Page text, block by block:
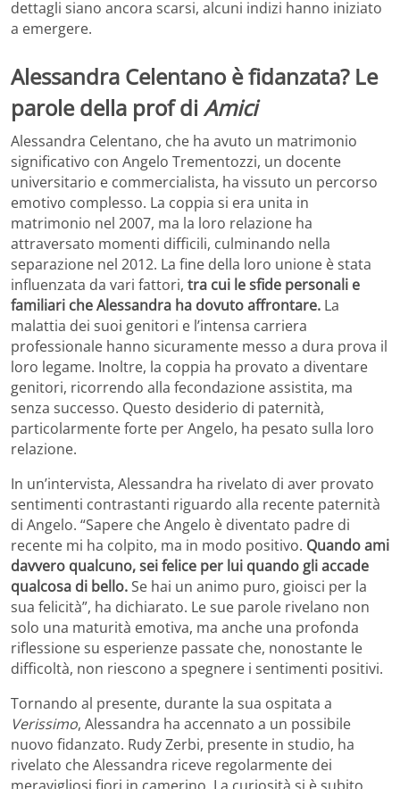
dettagli siano ancora scarsi, alcuni indizi hanno iniziato
a emergere.
Alessandra Celentano è fidanzata? Le
parole della prof diAmici
Alessandra Celentano, che ha avuto un matrimonio
significativo con Angelo Trementozzi, un docente
universitario e commercialista, ha vissuto un percorso
emotivo complesso. La coppia si era unita in
matrimonio nel 2007, ma la loro relazione ha
attraversato momenti difficili, culminando nella
separazione nel 2012. La fine della loro unione è stata
influenzata da vari fattori, tra cui le sfide personali e
familiari che Alessandra ha dovuto affrontare. La
malattia dei suoi genitori e l’intensa carriera
professionale hanno sicuramente messo a dura prova il
loro legame. Inoltre, la coppia ha provato a diventare
genitori, ricorrendo alla fecondazione assistita, ma
senza successo. Questo desiderio di paternità,
particolarmente forte per Angelo, ha pesato sulla loro
relazione.
In un’intervista, Alessandra ha rivelato di aver provato
sentimenti contrastanti riguardo alla recente paternità
di Angelo. “Sapere che Angelo è diventato padre di
recente mi ha colpito, ma in modo positivo. Quando ami
davvero qualcuno, sei felice per lui quando gli accade
qualcosa di bello.Se hai un animo puro, gioisci per la
sua felicità”, ha dichiarato. Le sue parole rivelano non
solo una maturità emotiva, ma anche una profonda
riflessione su esperienze passate che, nonostante le
difficoltà, non riescono a spegnere i sentimenti positivi.
Tornando al presente, durante la sua ospitata a
Verissimo, Alessandra ha accennato a un possibile
nuovo fidanzato. Rudy Zerbi, presente in studio, ha
rivelato che Alessandra riceve regolarmente dei